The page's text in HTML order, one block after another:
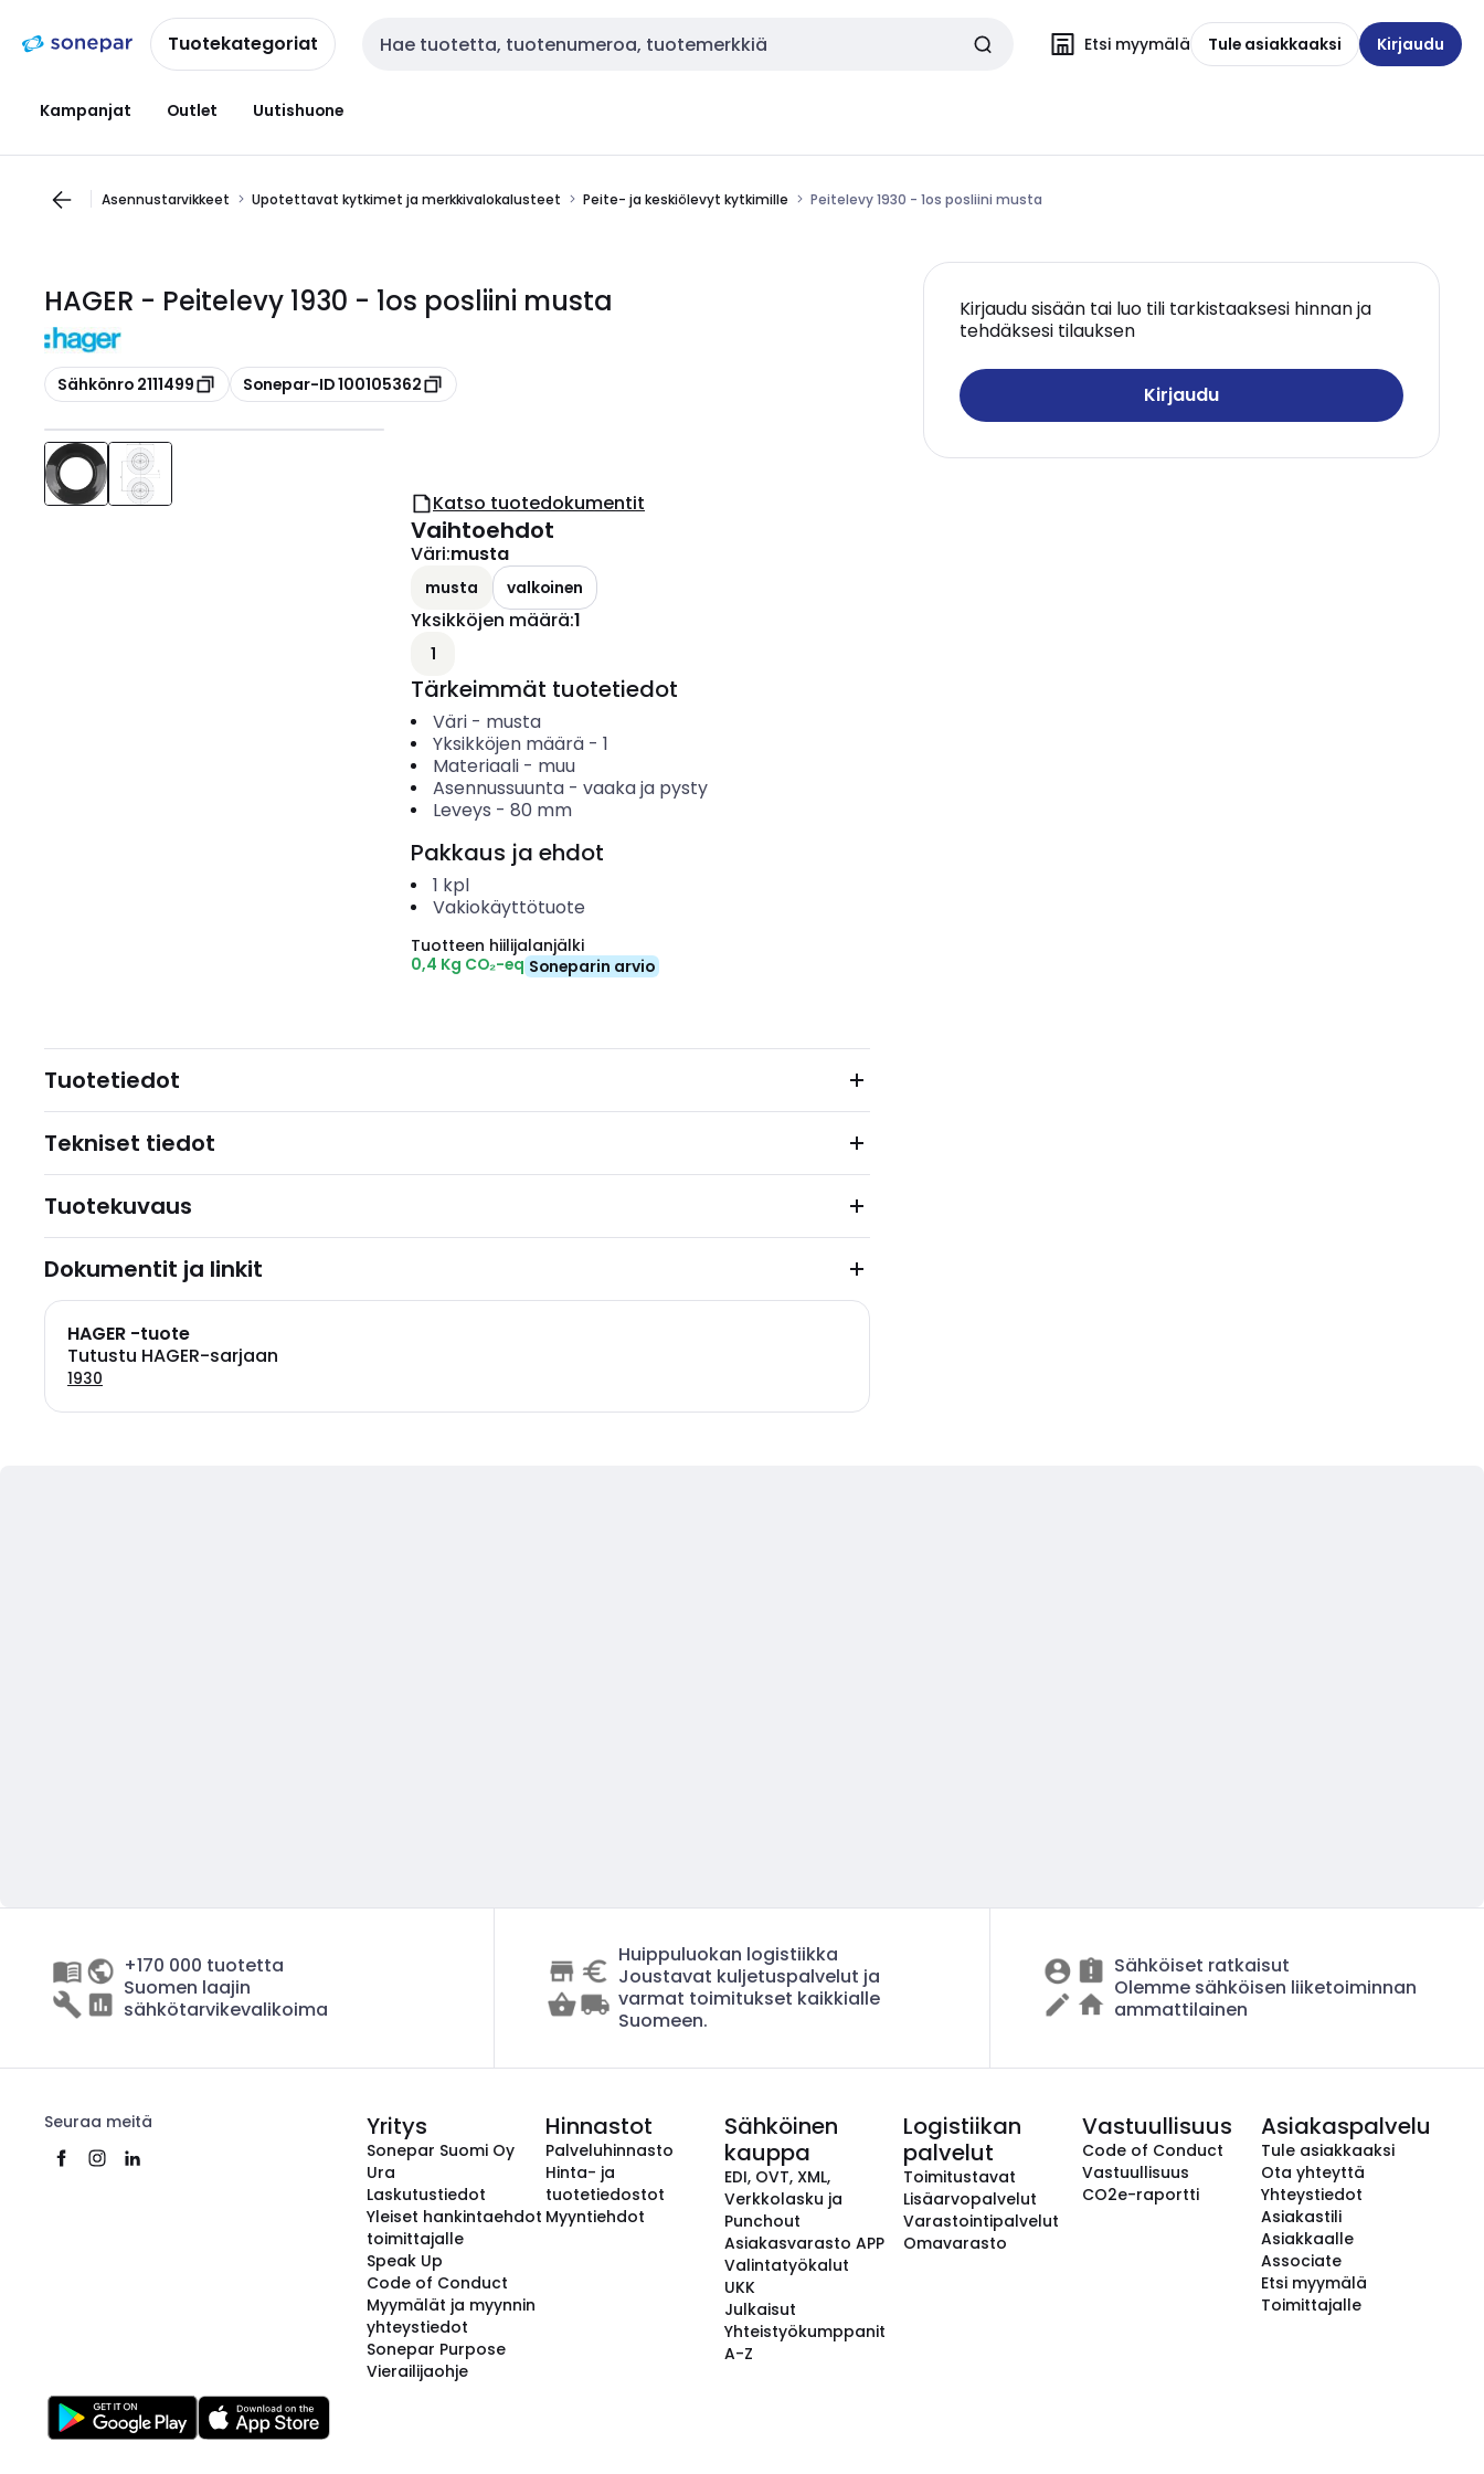
navigointiinsisältöönTuotekategoriat Haku Etsi myymälä Tule asiakkaaksi Kirjaudu
Kampanjat Outlet Uutishuone
Asennustarvikkeet Upotettavat kytkimet ja merkkivalokalusteet Peite- ja keskiölevyt kytkimille Peitelevy 1930 - 1os posliini musta
HAGER - Peitelevy 1930 - 1os posliini musta
Kopioi
Sähkönro 2111499 Kopioi
Sonepar-ID 100105362
Kirjaudu sisään tai luo tili tarkistaaksesi hinnan ja
tehdäksesi tilauksen
Kirjaudu
Katso tuotedokumentit
Vaihtoehdot
Väri:musta
musta valkoinen
Yksikköjen määrä:1
1
Tärkeimmät tuotetiedot
Väri- musta
Yksikköjen määrä- 1
Materiaali- muu
Asennussuunta- vaaka ja pysty
Leveys - 80 mm
Pakkaus ja ehdot
1 kpl
Vakiokäyttötuote
Tuotteen hiilijalanjälki
0,4 Kg CO₂-eq Soneparin arvio
Tuotetiedot
Tekniset tiedot
Tuotekuvaus
Dokumentit ja linkit
HAGER -tuote
Tutustu HAGER-sarjaan
1930
+170 000 tuotetta
Suomen laajin
sähkötarvikevalikoima
Huippuluokan logistiikka
Joustavat kuljetuspalvelut ja
varmat toimitukset kaikkialle
Suomeen.
Sähköiset ratkaisut
Olemme sähköisen liiketoiminnan
ammattilainen
Seuraa meitä Yritys
Sonepar Suomi Oy
Ura
Laskutustiedot
Yleiset hankintaehdot
toimittajalle
Speak Up
Code of Conduct
Myymälät ja myynnin
yhteystiedot
Sonepar Purpose
Vierailijaohje
Hinnastot
Palveluhinnasto
Hinta- ja
tuotetiedostot
Myyntiehdot
Sähköinen
kauppa
EDI, OVT, XML,
Verkkolasku ja
Punchout
Asiakasvarasto APP
Valintatyökalut
UKK
Julkaisut
Yhteistyökumppanit
A-Z
Logistiikan
palvelut
Toimitustavat
Lisäarvopalvelut
Varastointipalvelut
Omavarasto
Vastuullisuus
Code of Conduct
Vastuullisuus
CO2e-raportti
Asiakaspalvelu
Tule asiakkaaksi
Ota yhteyttä
Yhteystiedot
Asiakastili
Asiakkaalle
Associate
Etsi myymälä
Toimittajalle